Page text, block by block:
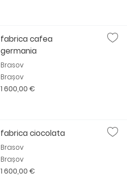
fabrica cafea
germania
Brasov
Brașov
1 600,00 €
fabrica ciocolata
Brasov
Brașov
1 600,00 €